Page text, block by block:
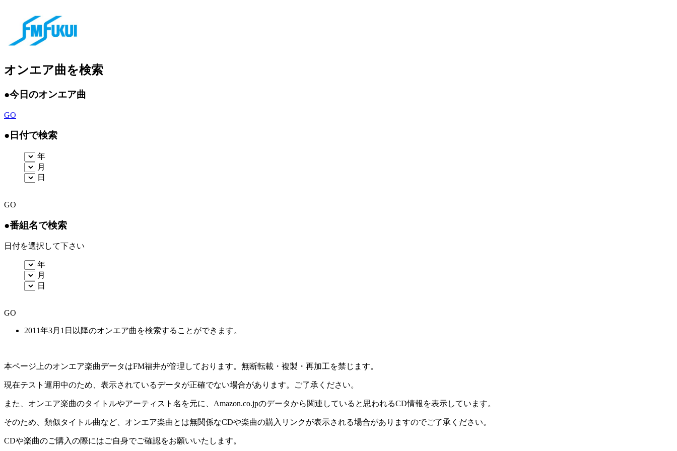
オンエア曲を検索
●今日のオンエア曲
GO
● 日付で検索
年
月
日
GO
●番組名で検索
日付を選択して下さい
年
月
日
GO
2011年3月1日以降のオンエア曲を検索することができます。
本ページ上のオンエア楽曲データはFM福井が管理しております。無断転載・複製・再加工を禁じます。
現在テスト運用中のため、表示されているデータが正確でない場合があります。ご了承ください。
また、オンエア楽曲のタイトルやアーティスト名を元に、Amazon.co.jpのデータから関連していると思われるCD情報を表示しています。
そのため、類似タイトル曲など、オンエア楽曲とは無関係なCDや楽曲の購入リンクが表示される場合がありますのでご了承ください。
CDや楽曲のご購入の際にはご自身でご確認をお願いいたします。